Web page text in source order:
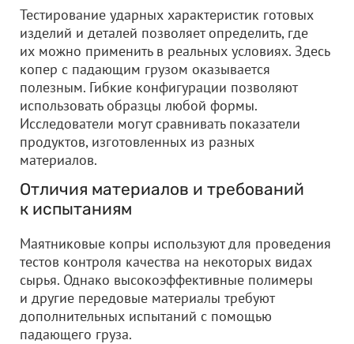
Тестирование ударных характеристик готовых
изделий и деталей позволяет определить, где
их можно применить в реальных условиях. Здесь
копер с падающим грузом оказывается
полезным. Гибкие конфигурации позволяют
использовать образцы любой формы.
Исследователи могут сравнивать показатели
продуктов, изготовленных из разных
материалов.
Отличия материалов и требований
к испытаниям
Маятниковые копры используют для проведения
тестов контроля качества на некоторых видах
сырья. Однако высокоэффективные полимеры
и другие передовые материалы требуют
дополнительных испытаний с помощью
падающего груза.